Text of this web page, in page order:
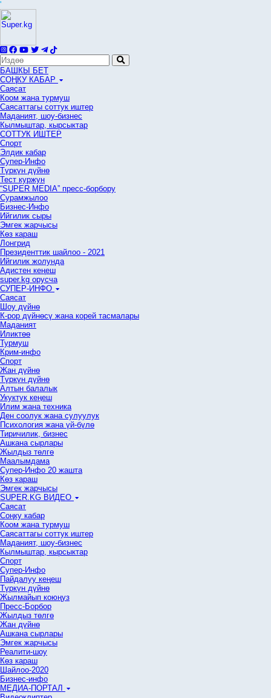
'
БАШКЫ БЕТ
СОҢКУ КАБАР
Саясат
Коом жана турмуш
Саясаттагы соттук иштер
Маданият, шоу-бизнес
Кылмыштар, кырсыктар
СОТТУК ИШТЕР
Спорт
Элдик кабар
Супер-Инфо
Түркүн дүйнө
Тест куржун
“SUPER MEDIA” пресс-борбору
Сурамжылоо
Бизнес-Инфо
Ийгилик сыры
Эмгек жарчысы
Көз караш
Лонгрид
Президенттик шайлоо - 2021
Ийгилик жолунда
Адистен кеңеш
super.kg орусча
СУПЕР-ИНФО
Саясат
Шоу дүйнө
К-рор дүйнөсү жана корей тасмалары
Маданият
Иликтөө
Турмуш
Крим-инфо
Спорт
Жан дүйнө
Түркүн дүйнө
Алтын балалык
Укуктук кеӊеш
Илим жана техника
Ден соолук жана сулуулук
Психология жана үй-бүлө
Тиричилик, бизнес
Ашкана сырлары
Жылдыз төлгө
Маалымдама
Супер-Инфо 20 жашта
Көз караш
Эмгек жарчысы
SUPER.KG ВИДЕО
Саясат
Cоңку кабар
Коом жана турмуш
Саясаттагы соттук иштер
Маданият, шоу-бизнес
Кылмыштар, кырсыктар
Спорт
Супер-Инфо
Пайдалуу кеңеш
Түркүн дүйнө
Жылмайып коюңуз
Пресс-Борбор
Жылдыз төлгө
Жан дүйнө
Ашкана сырлары
Эмгек жарчысы
Реалити-шоу
Көз караш
Шайлоо-2020
Бизнес-инфо
МЕДИА-ПОРТАЛ